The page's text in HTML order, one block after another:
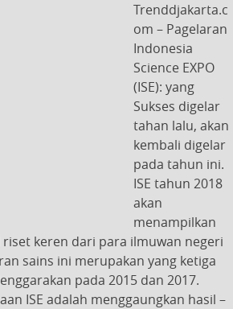
Trenddjakarta.c
om – Pagelaran
Indonesia
Science EXPO
(ISE): yang
Sukses digelar
tahan lalu, akan
kembali digelar
pada tahun ini.
ISE tahun 2018
akan
menampilkan
riset keren dari para ilmuwan negeri
sains ini merupakan yang ketiga
pada 2015 dan 2017.
ISE adalah menggaungkan hasil –